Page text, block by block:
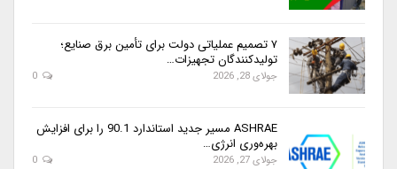
۷ تصمیم عملیاتی دولت برای تأمین برق صنایع؛
تولیدکنندگان تجهیزات…
جولای 28, 2026
ASHRAE مسیر جدید استاندارد 90.1 را برای افزایش
بهره‌وری انرژی…
جولای 27, 2026